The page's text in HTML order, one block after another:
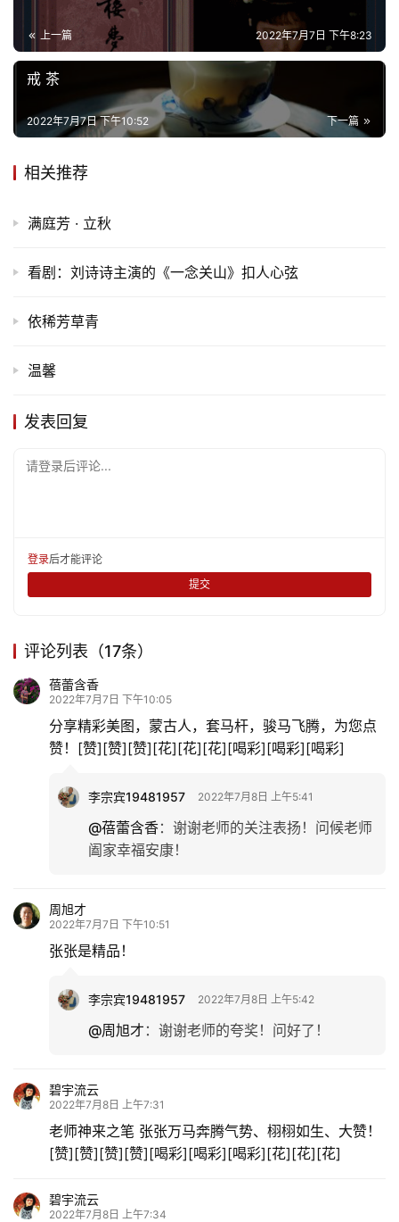
首
页
文
活
情
游
育
专
题
多
上一篇 2022年7月7日 下午8:23
戒 茶
下一篇
2022年7月7日 下午10:52
相关推荐
满庭芳 · 立秋
看剧：刘诗诗主演的《一念关山》扣人心弦
依稀芳草青
温馨
发表回复
请登录后评论...
登录后才能评论
提交
评论列表（17条）
蓓蕾含香
2022年7月7日 下午10:05
分享精彩美图，蒙古人，套马杆，骏马飞腾，为您点
赞！[赞][赞][赞][花][花][花][喝彩][喝彩][喝彩]
李宗宾19481957 2022年7月8日 上午5:41
@蓓蕾含香： 谢谢老师的关注表扬！问候老师
阖家幸福安康！
周旭才
2022年7月7日 下午10:51
张张是精品！
李宗宾19481957 2022年7月8日 上午5:42
@周旭才 ： 谢谢老师的夸奖！问好了！
碧宇流云
2022年7月8日 上午7:31
老师神来之笔 张张万马奔腾气势、栩栩如生、大赞！
[赞][赞][赞][赞][喝彩][喝彩][喝彩][花][花][花]
碧宇流云
2022年7月8日 上午7:34